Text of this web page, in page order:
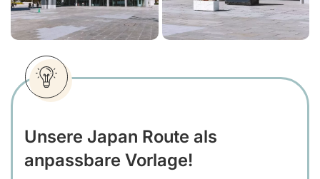
Unsere Japan Route als
anpassbare Vorlage!